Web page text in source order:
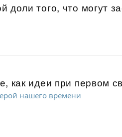
доли того, что могут
как идеи при первом
нашего времени